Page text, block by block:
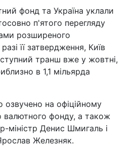
фонд та Україна уклали
п'ятого перегляду
розширеного
її затвердження, Київ
транш вже у жовтні,
в 1,1 мільярда
на офіційному
валютного фонду, а також
міністр Денис Шмигаль і
Железняк.